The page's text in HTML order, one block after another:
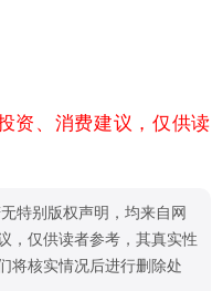
资、消费建议，仅供读
特别版权声明，均来自网
，仅供读者参考，其真实性
将核实情况后进行删除处